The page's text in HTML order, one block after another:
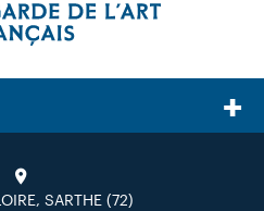
SARTHE (72)